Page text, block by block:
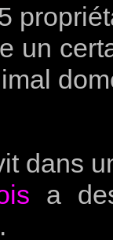
un
dans
a